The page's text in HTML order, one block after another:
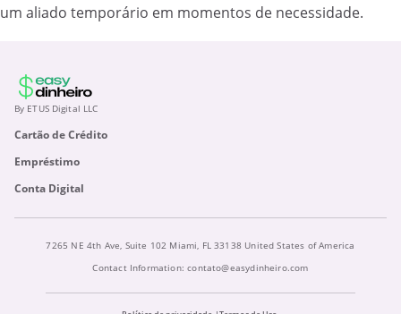
um aliado temporário em momentos de necessidade.
By ETUS Digital LLC
Cartão de Crédito
Empréstimo
Conta Digital
7265 NE 4th Ave, Suite 102 Miami, FL 33138 United States of America
Contact Information:contato@easydinheiro.com